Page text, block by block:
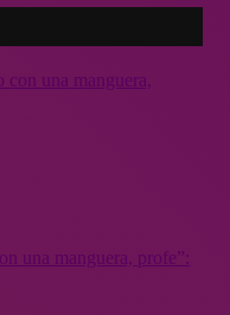
una manguera, profe”: